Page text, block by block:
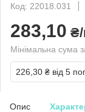
Код: 22018.031
283,10 ₴/
Мінімальна сума
226,30 ₴ від 5
Опис